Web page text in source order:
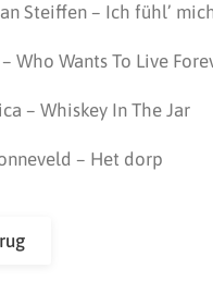
Steiffen – Ich fühl’
Who Wants To Live
– Whiskey In The Jar
– Het dorp